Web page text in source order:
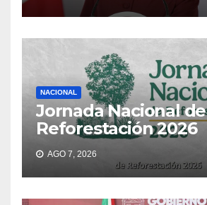
NACIONAL
Jornada Nacional de
Reforestación 2026
AGO 7, 2026